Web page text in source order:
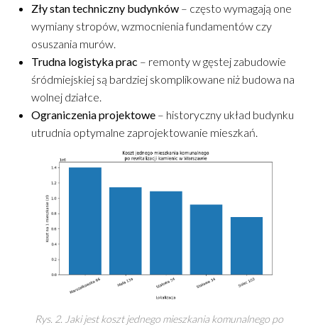
Zły stan techniczny budynków – często wymagają one
wymiany stropów, wzmocnienia fundamentów czy
osuszania murów.
Trudna logistyka prac – remonty w gęstej zabudowie
śródmiejskiej są bardziej skomplikowane niż budowa na
wolnej działce.
Ograniczenia projektowe – historyczny układ budynku
utrudnia optymalne zaprojektowanie mieszkań.
Rys. 2. Jaki jest koszt jednego mieszkania komunalnego po